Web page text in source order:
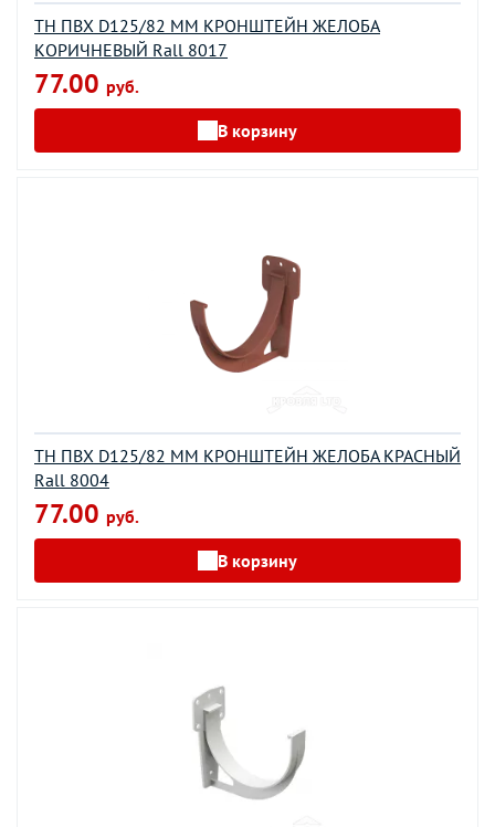
ТН ПВХ D125/82 ММ КРОНШТЕЙН ЖЕЛОБА
КОРИЧНЕВЫЙ Rall 8017
77.00 руб.
В корзину
ТН ПВХ D125/82 ММ КРОНШТЕЙН ЖЕЛОБА КРАСНЫЙ
Rall 8004
77.00 руб.
В корзину